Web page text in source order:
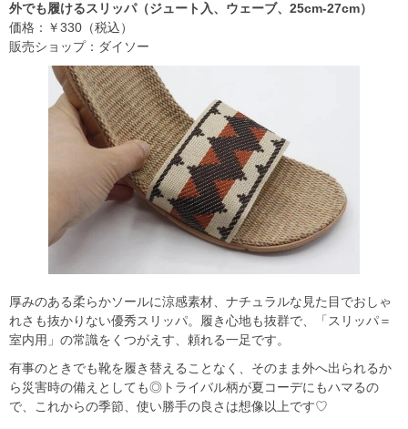
外でも履けるスリッパ（ジュート入、ウェーブ、25cm-27cm）
価格：￥330（税込）
販売ショップ：ダイソー
厚みのある柔らかソールに涼感素材、ナチュラルな見た目でおしゃ
れさも抜かりない優秀スリッパ。履き心地も抜群で、「スリッパ＝
室内用」の常識をくつがえす、頼れる一足です。
有事のときでも靴を履き替えることなく、そのまま外へ出られるか
ら災害時の備えとしても◎トライバル柄が夏コーデにもハマるの
で、これからの季節、使い勝手の良さは想像以上です♡